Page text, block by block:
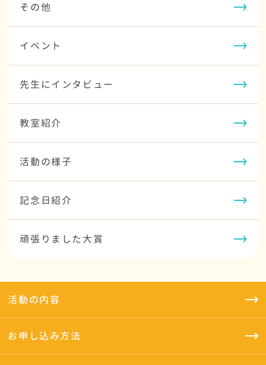
その他
イベント
先生にインタビュー
教室紹介
活動の様子
記念日紹介
頑張りました大賞
活動の内容
お申し込み方法